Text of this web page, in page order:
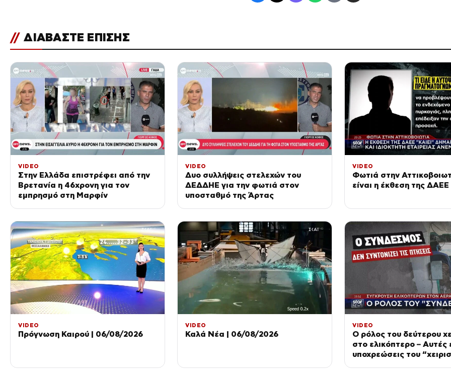
// ΔΙΑΒΑΣΤΕ ΕΠΙΣΗΣ
VIDEO
Στην Ελλάδα επιστρέφει από την
Βρετανία η 46χρονη για τον
εμπρησμό στη Μαρφίν
VIDEO
Δυο συλλήψεις στελεχών του
ΔΕΔΔΗΕ για την φωτιά στον
υποσταθμό της Άρτας
VIDEO
Φωτιά στην
είναι η έκθεση της ΔΑΕΕ
VIDEO
Πρόγνωση Καιρού | 06/08/2026
VIDEO
Καλά Νέα | 06/08/2026
VIDEO
Ο ρόλος του δεύτερου
στο ελικόπτερο – Αυτές
υποχρεώσεις του